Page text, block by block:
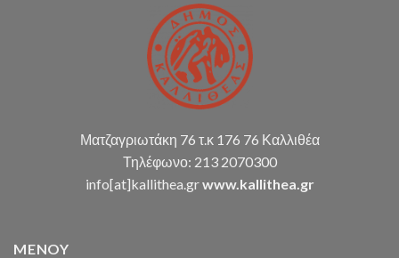
καταστάσεων
κ.α.)
Ματζαγριωτάκη 76 τ.κ 176 76 Καλλιθέα
Τηλέφωνο: 213 2070300
info[at]kallithea.grwww.kallithea.gr
MENOY